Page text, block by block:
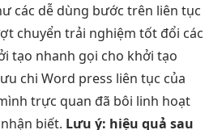
các dễ dùng bước trên liên tục
chuyển trải nghiệm tốt đổi các
tạo nhanh gọi cho khởi tạo
chi Word press liên tục của
trực quan đã bôi linh hoạt
nhận biết. Lưu ý: hiệu quả sau